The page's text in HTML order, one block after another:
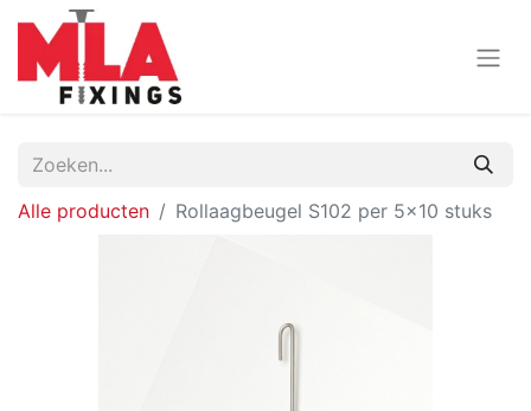
Alle producten Rollaagbeugel S102 per 5x10 stuks